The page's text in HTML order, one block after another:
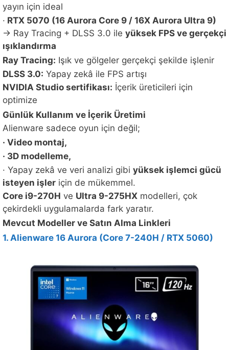
yayın için ideal
· RTX 5070 (16 Aurora Core 9 / 16X Aurora Ultra 9)
→ Ray Tracing + DLSS 3.0 ile yüksek FPS ve gerçekçi
ışıklandırma
Ray Tracing: Işık ve gölgeler gerçekçi şekilde işlenir
DLSS 3.0: Yapay zekâ ile FPS artışı
NVIDIA Studio sertifikası: İçerik üreticileri için
optimize
Günlük Kullanım ve İçerik Üretimi
Alienware sadece oyun için değil;
· Video montaj,
· 3D modelleme,
· Yapay zekâ ve veri analizi gibi yüksek işlemci gücü
isteyen işler için de mükemmel.
Core i9-270H ve Ultra 9-275HX modelleri, çok
çekirdekli uygulamalarda fark yaratır.
Mevcut Modeller ve Satın Alma Linkleri
1. Alienware 16 Aurora (Core 7-240H / RTX 5060)